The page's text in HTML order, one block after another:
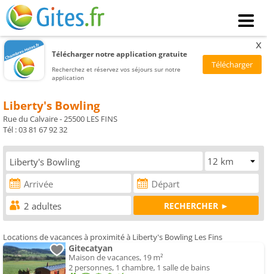
Télécharger notre application gratuite
Recherchez et réservez vos séjours sur notre
application
x
Liberty's Bowling
Rue du Calvaire - 25500 LES FINS
Tél : 03 81 67 92 32
Locations de vacances à proximité à Liberty's Bowling Les Fins
Gitecatyan
Maison de vacances, 19 m²
2 personnes, 1 chambre, 1 salle de bains